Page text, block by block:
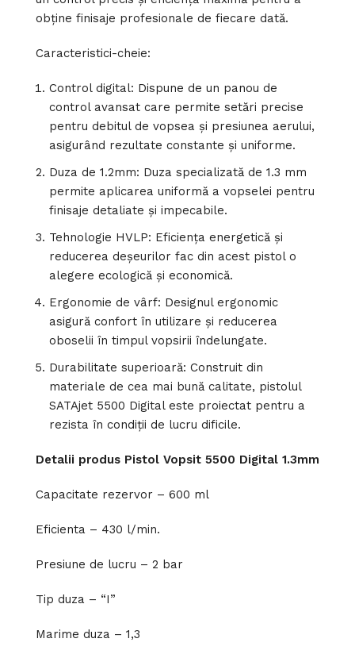
obține finisaje profesionale de fiecare dată.
Caracteristici-cheie:
Control digital: Dispune de un panou de
control avansat care permite setări precise
pentru debitul de vopsea și presiunea aerului,
asigurând rezultate constante și uniforme.
Duza de 1.2mm: Duza specializată de 1.3 mm
permite aplicarea uniformă a vopselei pentru
finisaje detaliate și impecabile.
Tehnologie HVLP: Eficiența energetică și
reducerea deșeurilor fac din acest pistol o
alegere ecologică și economică.
Ergonomie de vârf: Designul ergonomic
asigură confort în utilizare și reducerea
oboselii în timpul vopsirii îndelungate.
Durabilitate superioară: Construit din
materiale de cea mai bună calitate, pistolul
SATAjet 5500 Digital este proiectat pentru a
rezista în condiții de lucru dificile.
Detalii produs Pistol Vopsit 5500 Digital 1.3mm
Capacitate rezervor – 600 ml
Eficienta – 430 l/min.
Presiune de lucru – 2 bar
Tip duza – “I”
Marime duza – 1,3